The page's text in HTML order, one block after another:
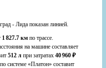
- Лида показан линией.
1 827.7 км по трассе.
на машине составляет
512 л при затратах 40 960 ₽
системе «Платон» составит